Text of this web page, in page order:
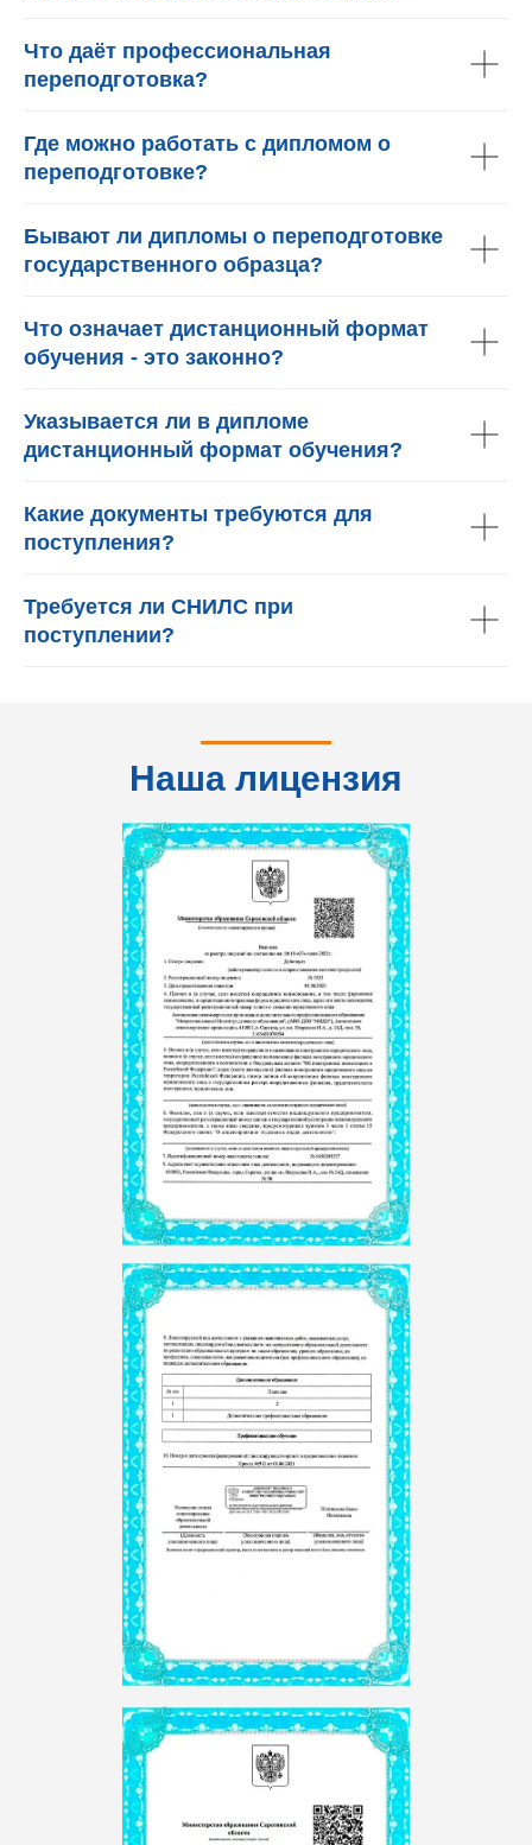
Что даёт профессиональная
переподготовка?
Где можно работать с дипломом о
переподготовке?
Бывают ли дипломы о переподготовке
государственного образца?
Что означает дистанционный формат
обучения - это законно?
Указывается ли в дипломе
дистанционный формат обучения?
Какие документы требуются для
поступления?
Требуется ли СНИЛС при
поступлении?
Наша лицензия